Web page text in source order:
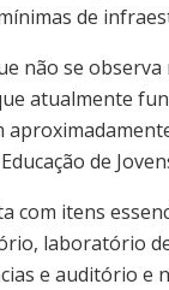
de
não se observa
atualmente
de
com itens
laboratório
e auditório e